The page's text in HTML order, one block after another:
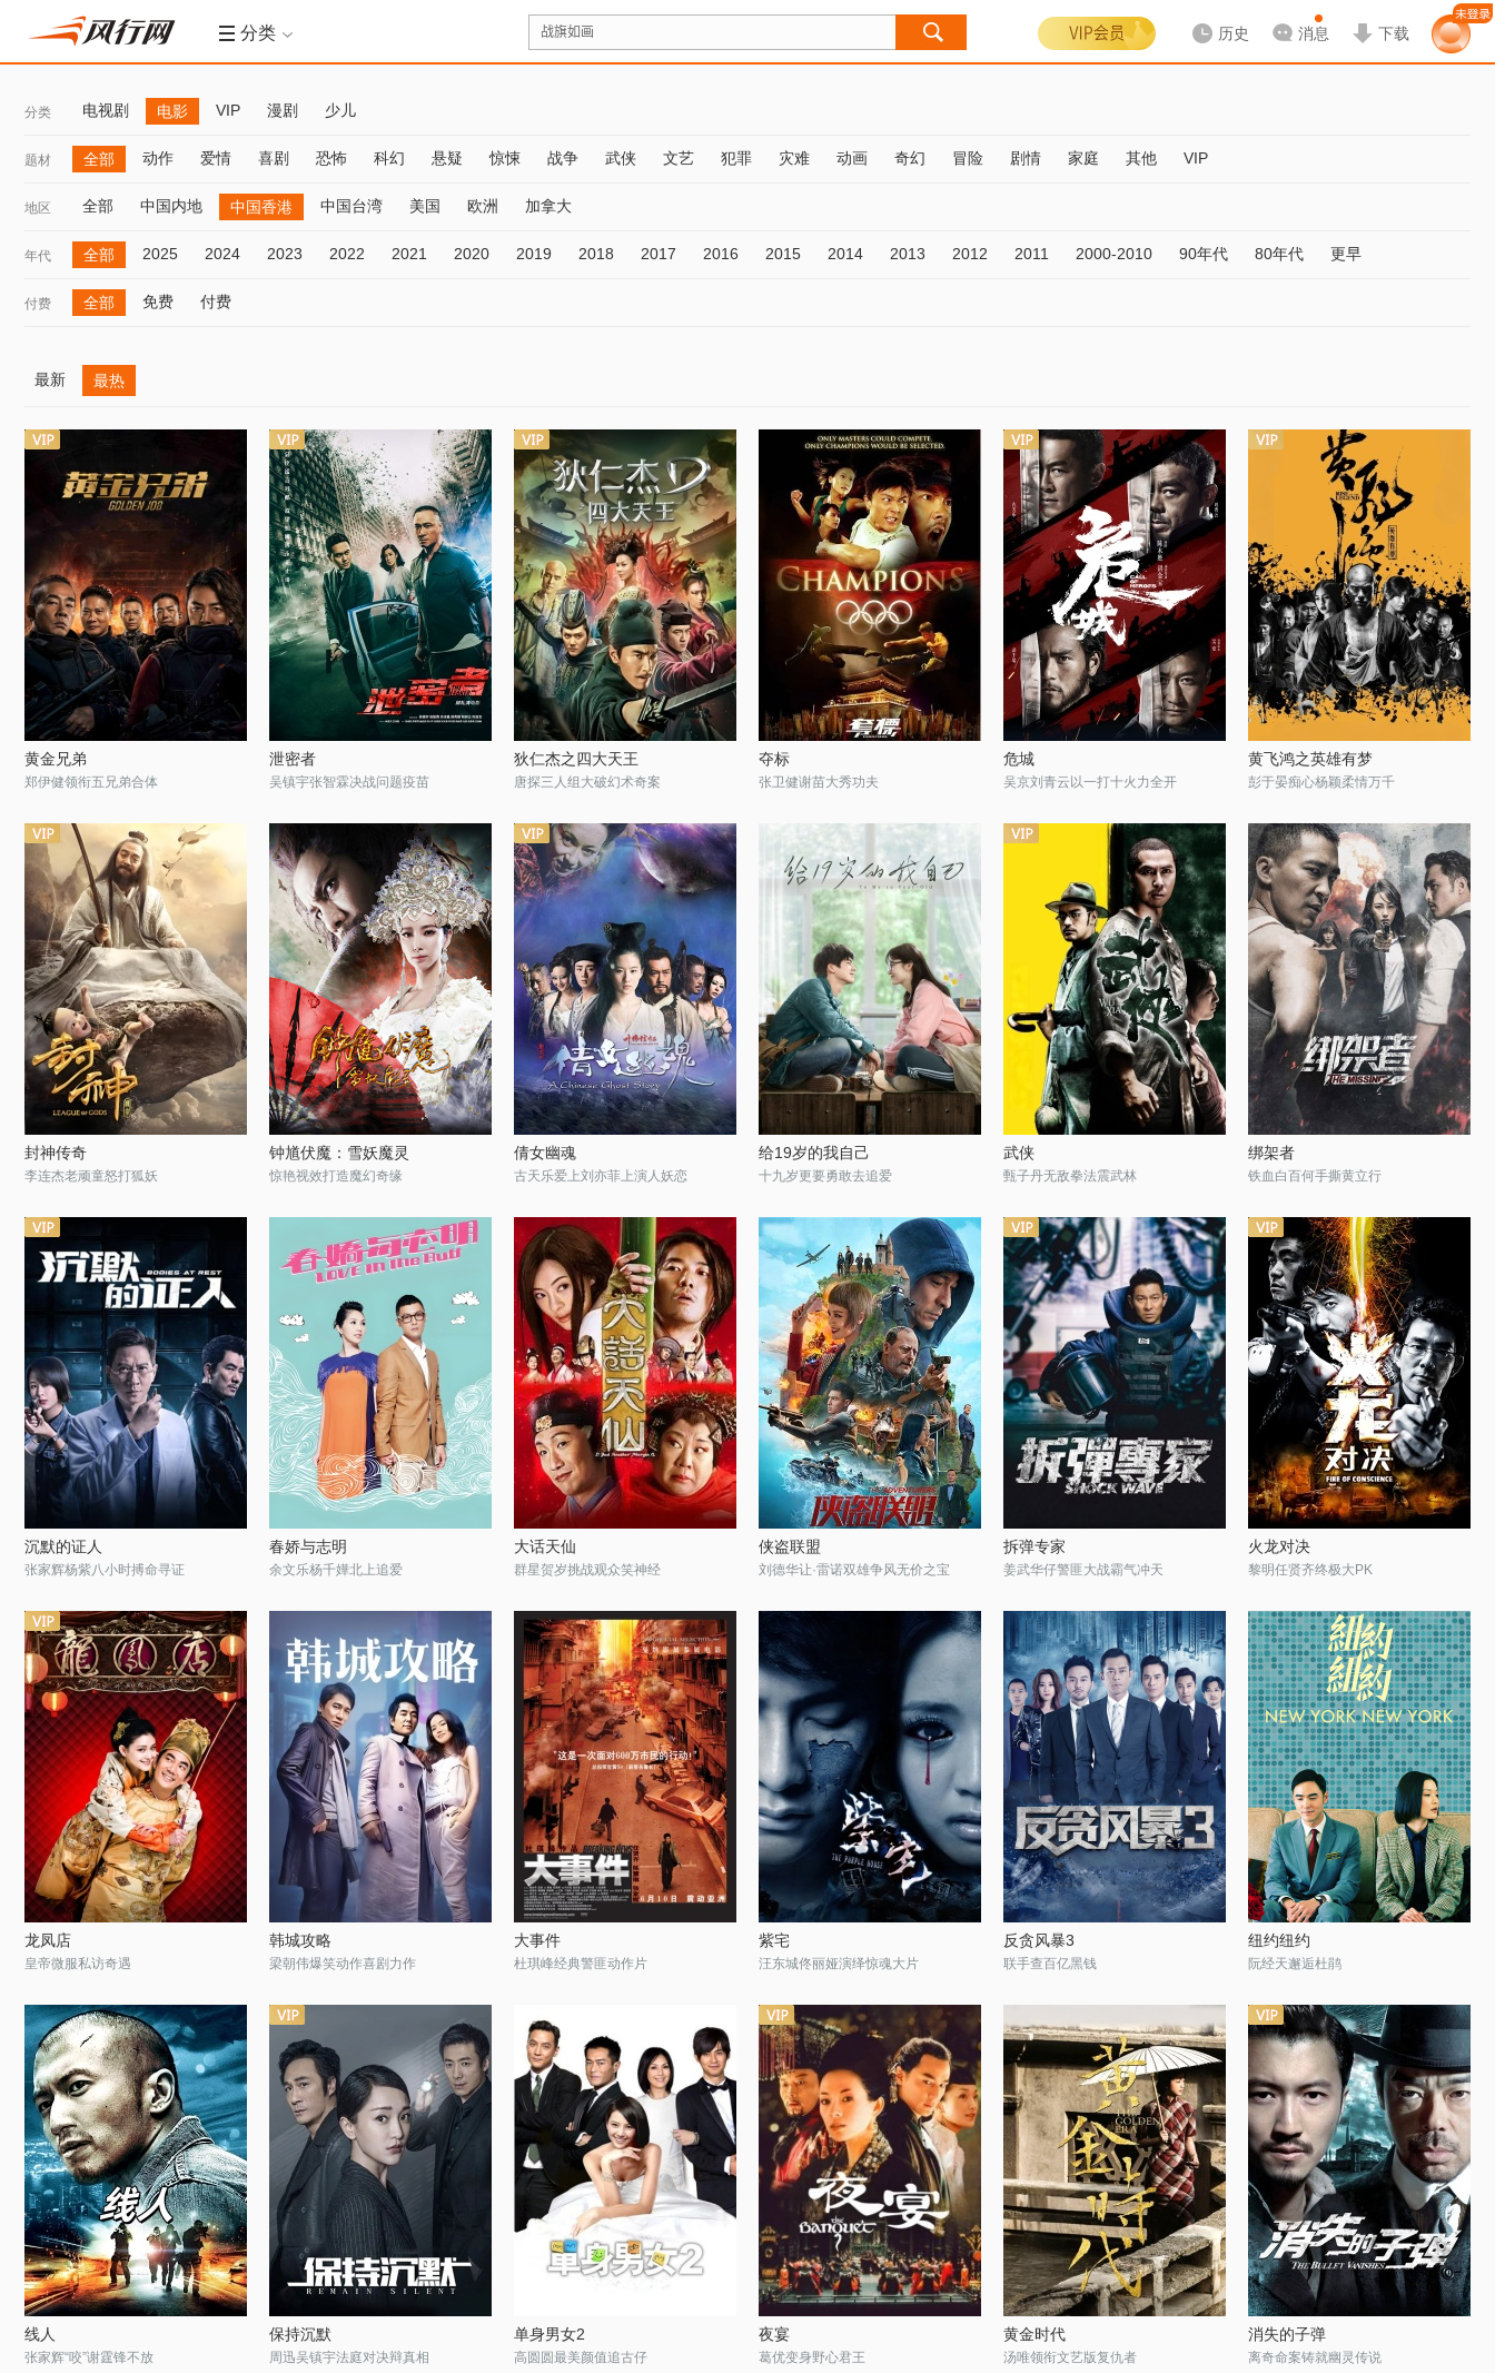
分类 历史 消息 下载
分类 电视剧 电影 VIP 漫剧 少儿
题材 全部 动作 爱情 喜剧 恐怖 科幻 悬疑 惊悚 战争 武侠 文艺 犯罪 灾难 动画 奇幻 冒险 剧情 家庭 其他 VIP
地区 全部 中国内地 中国香港 中国台湾 美国 欧洲 加拿大
年代 全部 2025 2024 2023 2022 2021 2020 2019 2018 2017 2016 2015 2014 2013 2012 2011 2000-2010 90年代 80年代 更早
付费 全部 免费 付费
最新 最热
黄金兄弟
郑伊健领衔五兄弟合体
泄密者
吴镇宇张智霖决战问题疫苗
狄仁杰之四大天王
唐探三人组大破幻术奇案
夺标
张卫健谢苗大秀功夫
危城
吴京刘青云以一打十火力全开
黄飞鸿之英雄有梦
彭于晏痴心杨颖柔情万千
封神传奇
李连杰老顽童怒打狐妖
钟馗伏魔：雪妖魔灵
惊艳视效打造魔幻奇缘
倩女幽魂
古天乐爱上刘亦菲上演人妖恋
给19岁的我自己
十九岁更要勇敢去追爱
武侠
甄子丹无敌拳法震武林
绑架者
铁血白百何手撕黄立行
沉默的证人
张家辉杨紫八小时搏命寻证
春娇与志明
余文乐杨千嬅北上追爱
大话天仙
群星贺岁挑战观众笑神经
侠盗联盟
刘德华让·雷诺双雄争风无价之宝
拆弹专家
姜武华仔警匪大战霸气冲天
火龙对决
黎明任贤齐终极大PK
龙凤店
皇帝微服私访奇遇
韩城攻略
梁朝伟爆笑动作喜剧力作
大事件
杜琪峰经典警匪动作片
紫宅
汪东城佟丽娅演绎惊魂大片
反贪风暴3
联手查百亿黑钱
纽约纽约
阮经天邂逅杜鹃
线人
张家辉“咬”谢霆锋不放
保持沉默
周迅吴镇宇法庭对决辩真相
单身男女2
高圆圆最美颜值追古仔
夜宴
葛优变身野心君王
黄金时代
汤唯领衔文艺版复仇者
消失的子弹
离奇命案铸就幽灵传说